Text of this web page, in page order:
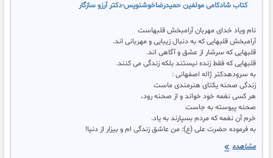
کتاب شادکامی مولفین حمیدرضاخوشنویس-دکتر آرزو سازگار
نام ویاد خدای مهربان آرامبخش قلبهاست
آرامبخش قلبهایی که به دنبال زیبایی و مهربانی اند.
قلبهایی که سرشار از عشق و آگاهی اند.
قلبهایی که فقط زنده نیستند بلکه زندگی می کنند.
به سرودهدکتر ژاله اصفهانی :
زندگی صحنه یکتای هنرمندی ماست
هر کسی نغمه خود خواند و از صحنه رود،
صحنه پیوسته به جاست
خرم آن نغمه که مردم بسپارند به یاد.
به فرموده حضرت علی (ع): من عاشق زندگی ام و بیزار از دنیا!
مشاهدهکتاب